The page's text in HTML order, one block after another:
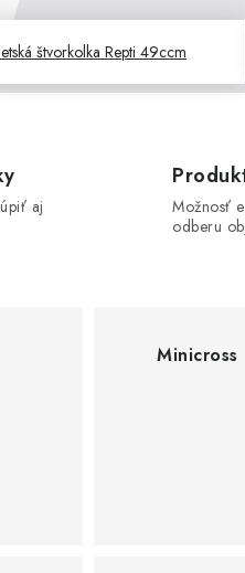
štvorkolka Repti 49ccm
aj
Možnosť
odberu
Minicross